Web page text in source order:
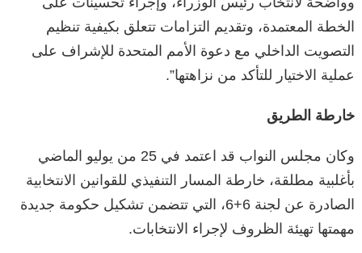
الخطة المعتمدة، وتقديم التزامات تتعلق بكيفية تنظيم
التصويت الداخلي مع دعوة الأمم المتحدة للإشراف على
عملية الاختيار للتأكد من نزاهتها”.
خارطة الطريق
وكان مجلس النواب قد اعتمد في 25 من يوليو الماضي
بأغلبية مطلقة، خارطة المسار التنفيذي للقوانين الانتخابية
الصادرة عن لجنة 6+6، التي تتضمن تشكيل حكومة جديدة
مهمتها تهيئة الظروف لإجراء الانتخابات.